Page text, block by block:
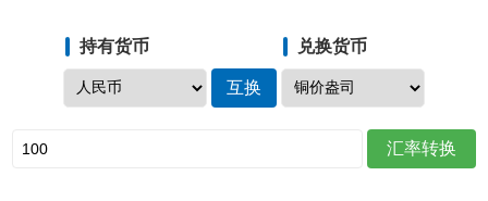
持有货币 兑换货币